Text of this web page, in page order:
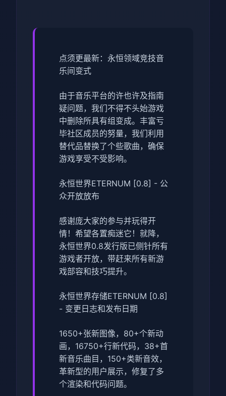
点须更最新：永恒领域竞技音
乐间变式
由于音乐平台的许也许及指南
疑问题，我们不得不头始游戏
中删除所具有组变成。丰富亏
毕社区成员的努量，我们利用
替代品替换了个些歌曲，确保
游戏享受不受影响。
永恒世界ETERNUM [0.8] - 公
众开放放布
感谢庞大家的参与并玩得开
情！希望各置痴迷它！就降，
永恒世界0.8发行版已侧针所有
游戏者开放，带赶来所有新游
戏部容和技巧提升。
永恒世界存储ETERNUM [0.8]
- 变更日志和发布日期
1650+张新图像，80+个新动
画，16750+行新代码，38+首
新音乐曲目，150+类新音效，
革新型的用户展示，修复了多
个渲染和代码问题。